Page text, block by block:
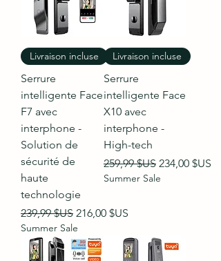
Livraison incluse
Serrure
intelligente Face
F7 avec
interphone -
Solution de
sécurité de
haute
technologie
Prix original
239,99 $US Prix promotionnel
216,00 $US
Summer Sale
Livraison incluse
Serrure
intelligente Face
X10 avec
interphone -
High-tech
Prix original
259,99 $US Prix
234,00 $US
Summer Sale